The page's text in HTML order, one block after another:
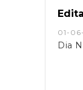
01-
Dia